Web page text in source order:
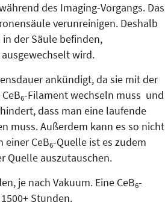
des Ima­ging-Vorgangs. Das
verunreinigen. Des­halb
der Säule befinden,
wird.
ankündigt, da sie mit der
6-Filament wechseln muss und
dass man eine laufende
muss. Außerdem kann es so nicht
einer CeB6-Quelle ist es zudem
Quelle auszutauschen.
je nach Vakuum. Eine CeB6-
Stunden.